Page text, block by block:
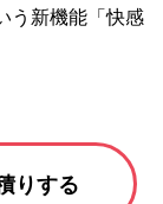
う新機能「快感
りする